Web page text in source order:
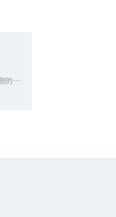
应用于芯粒级LED倒装芯片光电全测的多通道针卡测试一体机